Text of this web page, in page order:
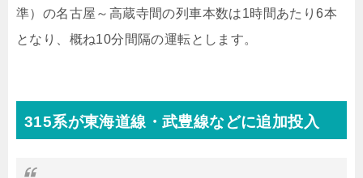
準）の名古屋～高蔵寺間の列車本数は1時間あたり6本
となり、概ね10分間隔の運転とします。
315系が東海道線・武豊線などに追加投入